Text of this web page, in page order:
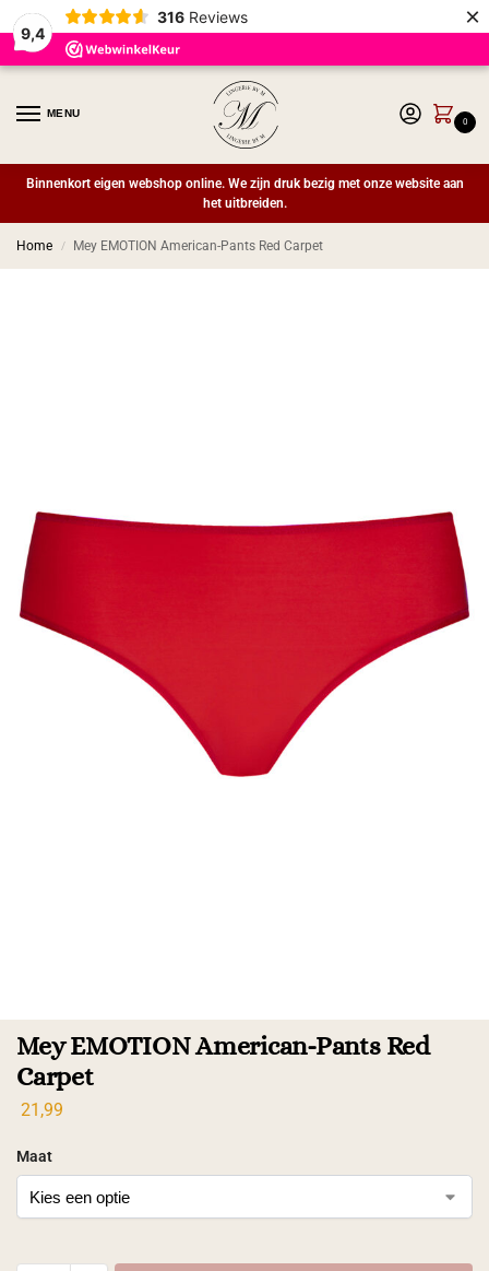
9,4
316 Reviews ×
MENU
0
Binnenkort eigen webshop online. We zijn druk bezig met onze website aan
het uitbreiden.
Home / Mey EMOTION American-Pants Red Carpet
Mey EMOTION American-Pants Red
Carpet
21,99
Maat